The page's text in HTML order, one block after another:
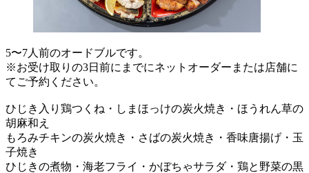
5〜7人前のオードブルです。
※お受け取りの3日前にまでにネットオーダーまたは店舗に
てご予約ください。
ひじき入り鶏つくね・しまほっけの炭火焼き・ほうれん草の
胡麻和え
もろみチキンの炭火焼き・さばの炭火焼き・香味唐揚げ・玉
子焼き
ひじきの煮物・海老フライ・かぼちゃサラダ・鶏と野菜の黒